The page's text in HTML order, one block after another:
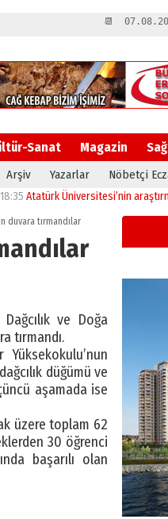
📆
Sanat Magazin
Arşiv Yazarlar Nöbetçi
Üniversitesi’nin araştırma
tırmandılar
ve Doğa
tırmandı.
düğümü ve
aşamada ise
üzere toplam 62
30 öğrenci
başarılı olan